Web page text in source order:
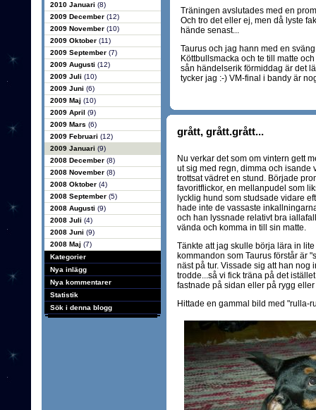
2010 Januari (8)
2009 December (12)
2009 November (10)
2009 Oktober (11)
2009 September (7)
2009 Augusti (12)
2009 Juli (10)
2009 Juni (6)
2009 Maj (10)
2009 April (9)
2009 Mars (6)
2009 Februari (12)
2009 Januari (9)
2008 December (8)
2008 November (8)
2008 Oktober (4)
2008 September (5)
2008 Augusti (9)
2008 Juli (4)
2008 Juni (9)
2008 Maj (7)
Kategorier
Nya inlägg
Nya kommentarer
Statistik
Sök i denna blogg
Träningen avslutades med en
Och tro det eller ej, men då lyste
hände senast...
Taurus och jag hann med en
Köttbullsmacka och te till matte
sån händelserik förmiddag är det
tycker jag :-) VM-final i bandy är
grått, grått.grått...
Nu verkar det som om vintern gett
ut sig med regn, dimma och isande
trottsat vädret en stund. Började
favoritflickor, en mellanpudel som
lycklig hund som studsade vidare
hade inte de vassaste
och han lyssnade relativt bra
vända och komma in till sin matte.
Tänkte att jag skulle börja lära in
kommandon som Taurus förstår är
näst på tur. Vissade sig att han nog
trodde...så vi fick träna på det
fastnade på sidan eller på rygg
Hittade en gammal bild med "rulla-